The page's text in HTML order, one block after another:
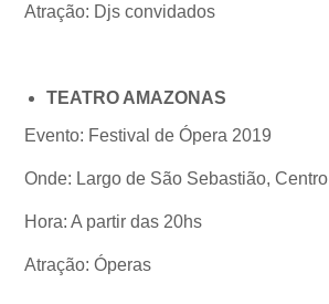
Atração: Djs convidados
TEATRO AMAZONAS
Evento: Festival de Ópera 2019
Onde: Largo de São Sebastião, Centro
Hora: A partir das 20hs
Atração: Óperas